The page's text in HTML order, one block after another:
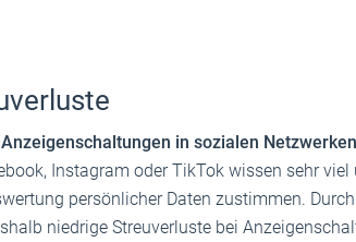
Anzeigenschaltungen in sozialen Netzwerken
Instagram oder TikTok wissen sehr
persönlicher Daten zustimmen. Durch
niedrige Streuverluste bei